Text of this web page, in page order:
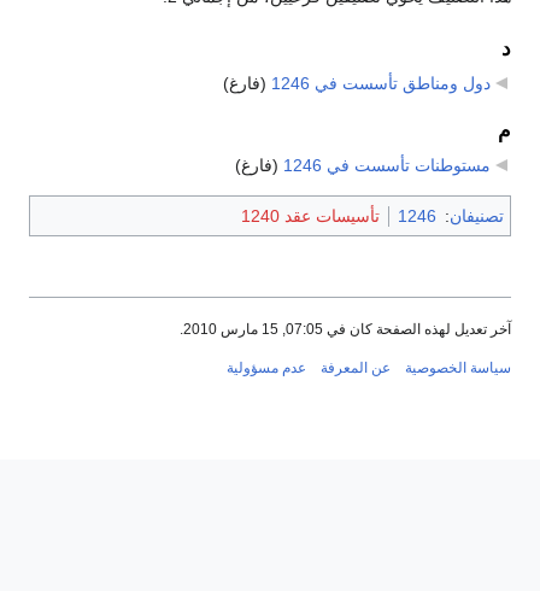
د
دول ومناطق تأسست في 1246 (فارغ)
م
مستوطنات تأسست في 1246 (فارغ)
تصنيفان:
1246 تأسيسات عقد 1240
آخر تعديل لهذه الصفحة كان في 07:05, 15 مارس 2010.
سياسة الخصوصية عن المعرفة عدم مسؤولية